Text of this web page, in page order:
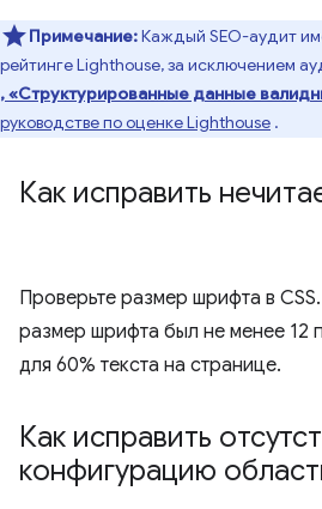
Примечание:Каждый SEO-аудит
рейтинге Lighthouse, за исключением
, «Структурированные данные
руководстве по оценке Lighthouse .
Как исправить
Проверьте размер шрифта в
размер шрифта был не менее 12
для 60% текста на странице.
Как исправить
конфигурацию